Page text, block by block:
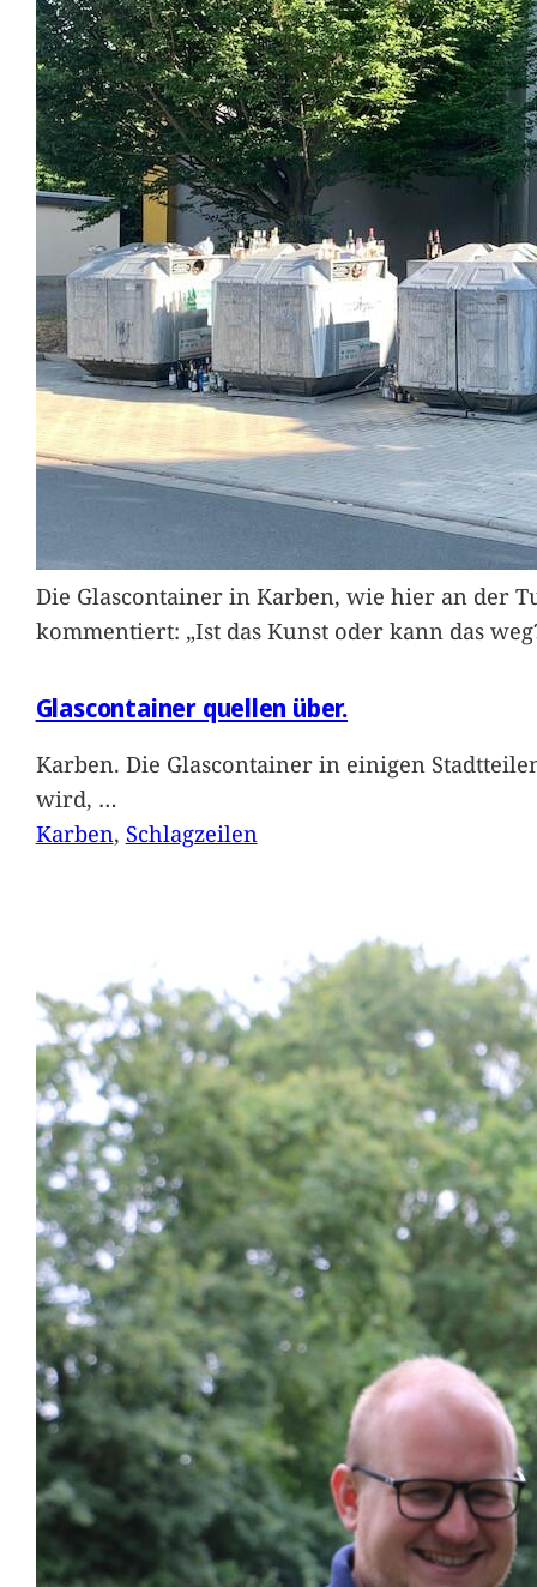
Die Glascontainer in Karben, wie hier an der
kommentiert: „Ist das Kunst oder kann das
Glascontainer quellen über.
Karben. Die Glascontainer in einigen
wird, …
Karben, Schlagzeilen